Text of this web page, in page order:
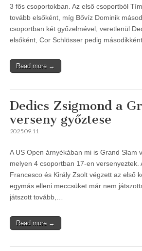
3 fős csoportokban. Az első csoportból
tovább elsőként, míg Bővíz Dominik
csoportban két győzelmével, veretlenül
elsőként, Cor Schlösser pedig
Read more →
Dedics Zsigmond a
verseny győztese
2025.09.11
A US Open árnyékában mi is Grand Slam
melyen 4 csoportban 17-en versenyeztek.
Francesco és Király Zsolt végzett az első
egymás elleni meccsüket már nem
játszott tovább,…
Read more →